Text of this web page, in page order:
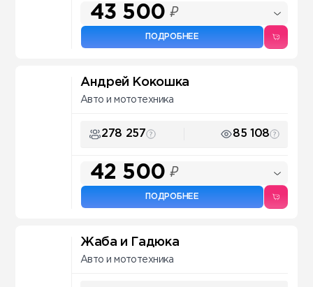
43 500 ₽
ПОДРОБНЕЕ
Андрей Кокошка
Авто и мототехника
278 257 85 108
42 500 ₽
ПОДРОБНЕЕ
Жаба и Гадюка
Авто и мототехника